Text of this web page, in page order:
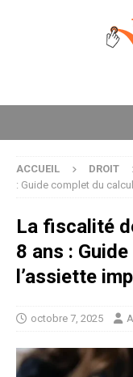
ACCUEIL DROIT
: Guide complet du
La fiscalité
8 ans :
l’assiette
octobre 7, 2025